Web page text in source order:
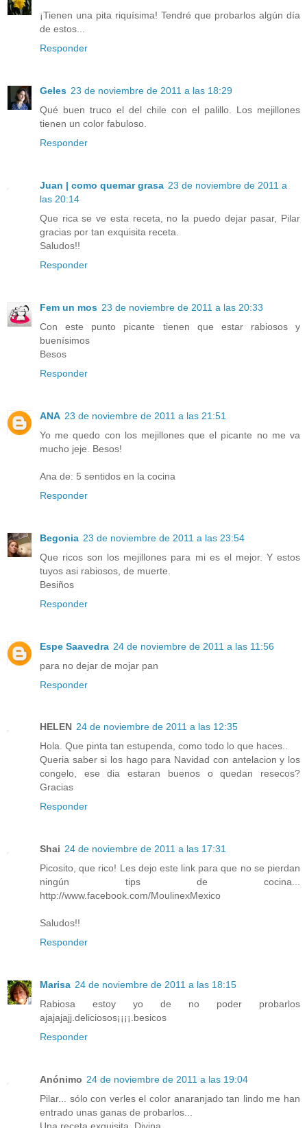
¡Tienen una pita riquísima! Tendré que probarlos algún día
de estos...
Responder
Geles 23 de noviembre de 2011 a las 18:29
Qué buen truco el del chile con el palillo. Los mejillones
tienen un color fabuloso.
Responder
Juan | como quemar grasa 23 de noviembre de 2011 a
las 20:14
Que rica se ve esta receta, no la puedo dejar pasar, Pilar
gracias por tan exquisita receta.
Saludos!!
Responder
Fem un mos 23 de noviembre de 2011 a las 20:33
Con este punto picante tienen que estar rabiosos y
buenísimos
Besos
Responder
ANA 23 de noviembre de 2011 a las 21:51
Yo me quedo con los mejillones que el picante no me va
mucho jeje. Besos!
Ana de: 5 sentidos en la cocina
Responder
Begonia 23 de noviembre de 2011 a las 23:54
Que ricos son los mejillones para mi es el mejor. Y estos
tuyos asi rabiosos, de muerte.
Besiños
Responder
Espe Saavedra 24 de noviembre de 2011 a las 11:56
para no dejar de mojar pan
Responder
HELEN 24 de noviembre de 2011 a las 12:35
Hola. Que pinta tan estupenda, como todo lo que haces..
Queria saber si los hago para Navidad con antelacion y los
congelo, ese dia estaran buenos o quedan resecos?
Gracias
Responder
Shai 24 de noviembre de 2011 a las 17:31
Picosito, que rico! Les dejo este link para que no se pierdan
ningún tips de cocina...
http://www.facebook.com/MoulinexMexico
Saludos!!
Responder
Marisa 24 de noviembre de 2011 a las 18:15
Rabiosa estoy yo de no poder probarlos
ajajajajj.deliciosos¡¡¡¡.besicos
Responder
Anónimo 24 de noviembre de 2011 a las 19:04
Pilar... sólo con verles el color anaranjado tan lindo me han
entrado unas ganas de probarlos...